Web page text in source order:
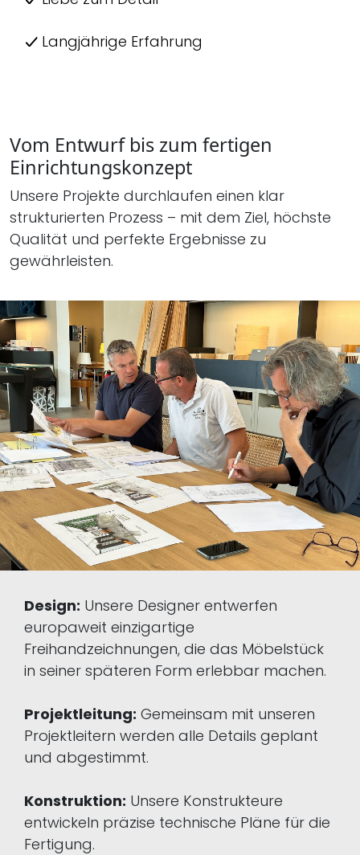
Langjährige Erfahrung
Vom Entwurf bis zum fertigen
Einrichtungskonzept
Unsere Projekte durchlaufen einen klar
strukturierten Prozess – mit dem Ziel, höchste
Qualität und perfekte Ergebnisse zu
gewährleisten.
Design: Unsere Designer entwerfen
europaweit einzigartige
Freihandzeichnungen, die das Möbelstück
in seiner späteren Form erlebbar machen.
Projektleitung: Gemeinsam mit unseren
Projektleitern werden alle Details geplant
und abgestimmt.
Konstruktion: Unsere Konstrukteure
entwickeln präzise technische Pläne für die
Fertigung.